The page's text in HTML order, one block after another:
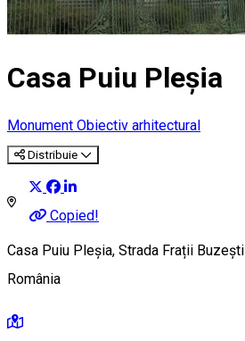
Casa Puiu Pleșia
Monument Obiectiv arhitectural
Distribuie
Copied!
Casa Puiu Pleșia, Strada Frații
România